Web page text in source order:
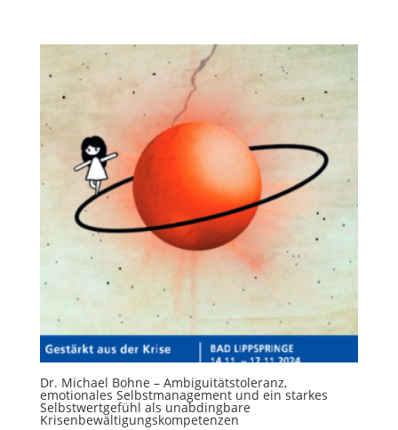
Dr. Michael Bohne – Ambiguitätstoleranz,
emotionales Selbstmanagement und ein starkes
Selbstwertgefühl als unabdingbare
Krisenbewältigungskompetenzen